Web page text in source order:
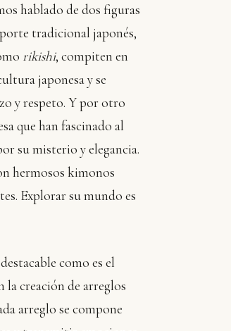
hablado de dos figuras
tradicional japonés,
rikishi, compiten en
japonesa y se
y respeto. Y por otro
que han fascinado al
su misterio y elegancia.
hermosos kimonos
Explorar su mundo es
como es el
la creación de arreglos
arreglo se compone